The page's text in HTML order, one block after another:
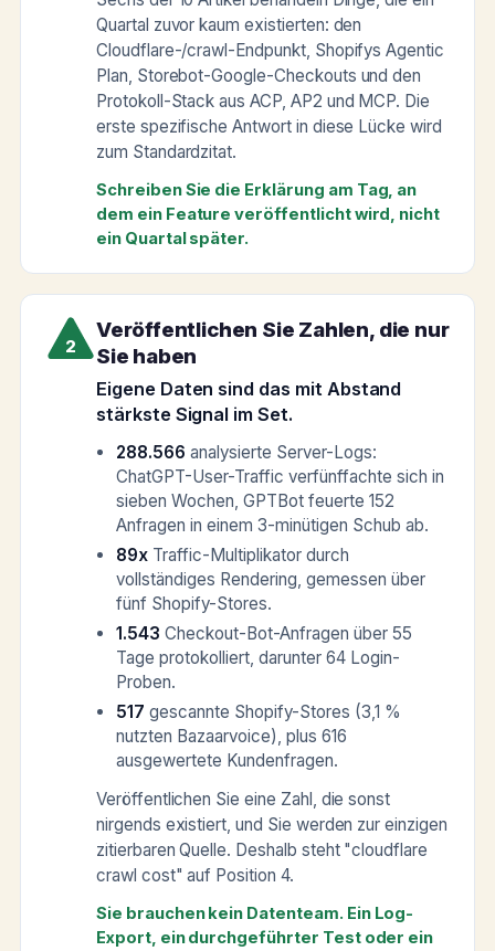
Quartal zuvor kaum existierten: den
Cloudflare-/crawl-Endpunkt, Shopifys Agentic
Plan, Storebot-Google-Checkouts und den
Protokoll-Stack aus ACP, AP2 und MCP. Die
erste spezifische Antwort in diese Lücke wird
zum Standardzitat.
Schreiben Sie die Erklärung am Tag, an
dem ein Feature veröffentlicht wird, nicht
ein Quartal später.
2
Veröffentlichen Sie Zahlen, die nur
Sie haben
Eigene Daten sind das mit Abstand
stärkste Signal im Set.
288.566 analysierte Server-Logs:
ChatGPT-User-Traffic verfünffachte sich in
sieben Wochen, GPTBot feuerte 152
Anfragen in einem 3-minütigen Schub ab.
89xTraffic-Multiplikator durch
vollständiges Rendering, gemessen über
fünf Shopify-Stores.
1.543 Checkout-Bot-Anfragen über 55
Tage protokolliert, darunter 64 Login-
Proben.
517 gescannte Shopify-Stores (3,1 %
nutzten Bazaarvoice), plus 616
ausgewertete Kundenfragen.
Veröffentlichen Sie eine Zahl, die sonst
nirgends existiert, und Sie werden zur einzigen
zitierbaren Quelle. Deshalb steht "cloudflare
crawl cost" auf Position 4.
Sie brauchen kein Datenteam. Ein Log-
Export, ein durchgeführter Test oder ein